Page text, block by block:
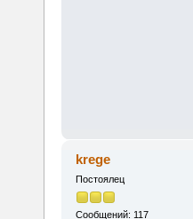
krege
Постоялец
Сообщений: 117